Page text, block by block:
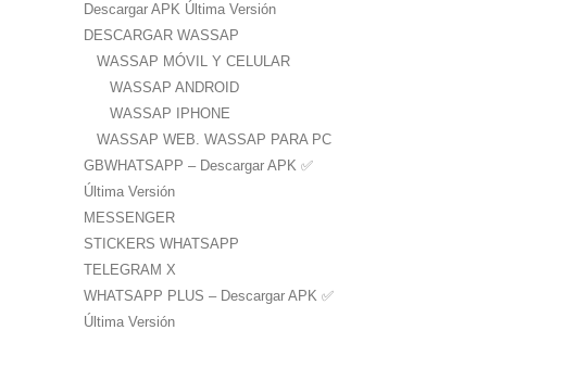
Descargar APK Última Versión
DESCARGAR WASSAP
WASSAP MÓVIL Y CELULAR
WASSAP ANDROID
WASSAP IPHONE
WASSAP WEB. WASSAP PARA PC
GBWHATSAPP – Descargar APK ✅️
Última Versión
MESSENGER
STICKERS WHATSAPP
TELEGRAM X
WHATSAPP PLUS – Descargar APK ✅️
Última Versión